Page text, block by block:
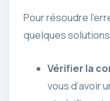
Pour résoudre
quelques
Vérifier la
vous d’avoir